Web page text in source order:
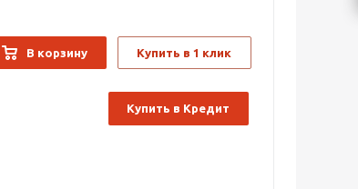
В корзину Купить в 1 клик
Купить в Кредит